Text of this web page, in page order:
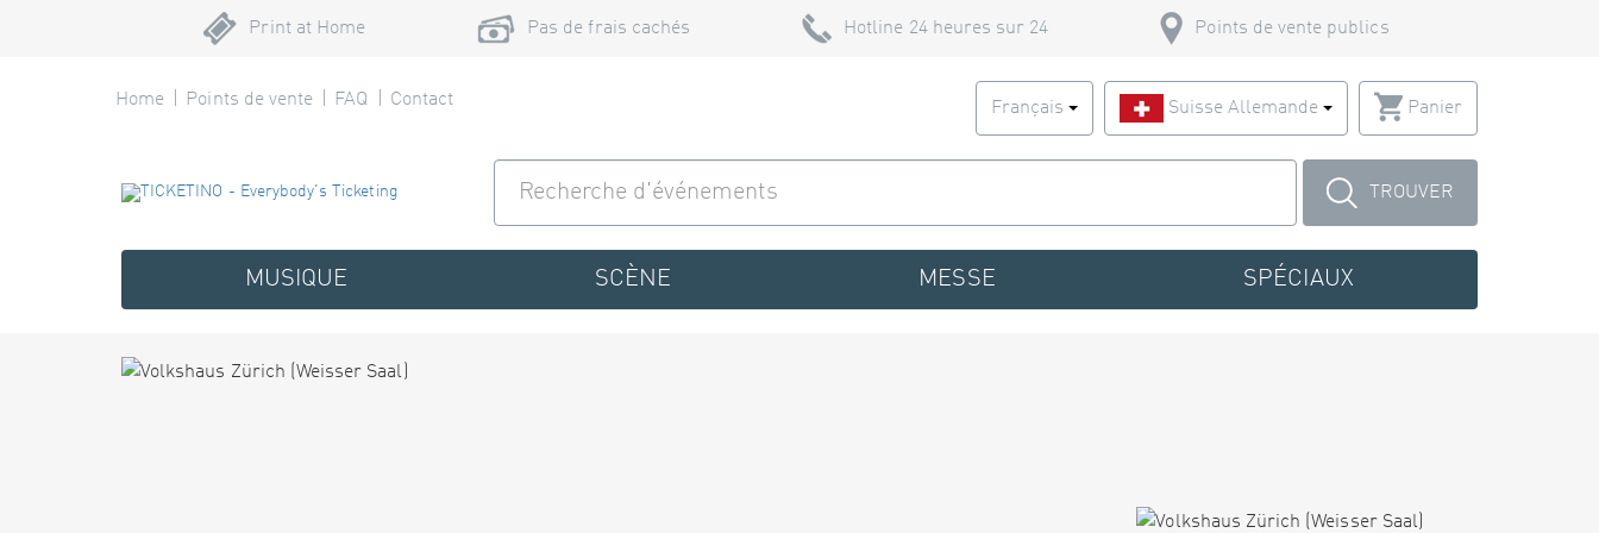
Print at Home Pas de frais cachés Hotline 24 heures sur 24 Points de vente publics
Home Points de vente FAQ Contact Français Suisse Allemande Panier
TROUVER
MUSIQUE SCÈNE MESSE SPÉCIAUX